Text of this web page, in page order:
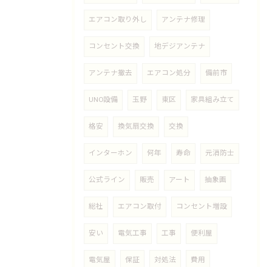
エアコン取り外し アンテナ修理
コンセント交換 地デジアンテナ
アンテナ撤去 エアコン処分 備前市
UNO設備 玉野 東区 家具組み立て
格安 換気扇交換 交換
インターホン 何年 寿命 元消防士
公式ライン 販売 アート 抽象画
総社 エアコン取付 コンセント増設
安い 電気工事 工事 便利屋
電気屋 保証 対処法 費用